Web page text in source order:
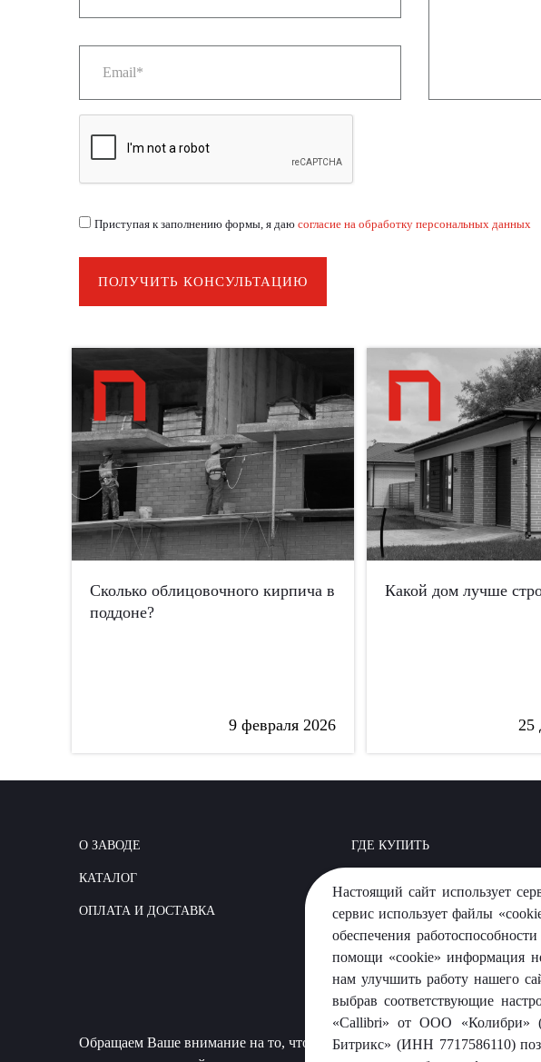
Приступая к заполнению формы, я даю согласие на обработку персональных данных
ПОЛУЧИТЬ КОНСУЛЬТАЦИЮ
Сколько облицовочного кирпича в
поддоне?
9 февраля 2026
Какой дом лучше
25
О ЗАВОДЕ
КАТАЛОГ
ОПЛАТА И ДОСТАВКА
ГДЕ КУПИТЬ
ВОПРОС-ОТВЕТ
Обращаем Ваше внимание на то, что данный сайт носит
Настоящий сайт использует
сервис использует файлы
обеспечения
помощи «cookie» информация
нам улучшить работу нашего
выбрав соответствующие
«Callibri» от ООО
Битрикс» (ИНН 7717586110)